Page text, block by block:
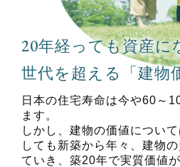
20年経っても資産に
世代を超える「建物
日本の住宅寿命は今や60～
ます。
しかし、建物の価値につい
しても新築から年々、建物
ていき、築20年で実質価値